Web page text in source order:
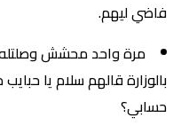
فاضي ليهم.
مرة واحد محشش وصلتله
بالوزارة قالهم سلام يا
حسابي؟